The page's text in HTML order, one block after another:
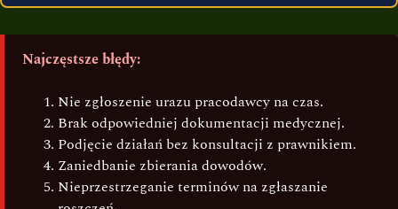
Najczęstsze błędy:
Nie zgłoszenie urazu pracodawcy na czas.
Brak odpowiedniej dokumentacji medycznej.
Podjęcie działań bez konsultacji z prawnikiem.
Zaniedbanie zbierania dowodów.
Nieprzestrzeganie terminów na zgłaszanie